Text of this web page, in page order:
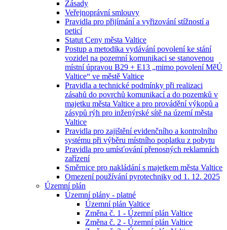
Zásady
Veřejnoprávní smlouvy
Pravidla pro přijímání a vyřizování stížností a
peticí
Statut Ceny města Valtice
Postup a metodika vydávání povolení ke stání
vozidel na pozemní komunikaci se stanovenou
místní úpravou B29 + E13 „mimo povolení MěÚ
Valtice“ ve městě Valtice
Pravidla a technické podmínky při realizaci
zásahů do povrchů komunikací a do pozemků v
majetku města Valtice a pro provádění výkopů a
zásypů rýh pro inženýrské sítě na území města
Valtice
Pravidla pro zajištění evidenčního a kontrolního
systému při výběru místního poplatku z pobytu
Pravidla pro umísťování přenosných reklamních
zařízení
Směrnice pro nakládání s majetkem města Valtice
Omezení používání pyrotechniky od 1. 12. 2025
Územní plán
Územní plány - platné
Územní plán Valtice
Změna č. 1 - Územní plán Valtice
Změna č. 2 - Územní plán Valtice